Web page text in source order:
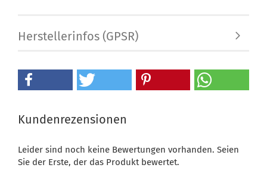
Herstellerinfos (GPSR)
Kundenrezensionen
Leider sind noch keine Bewertungen vorhanden. Seien
Sie der Erste, der das Produkt bewertet.